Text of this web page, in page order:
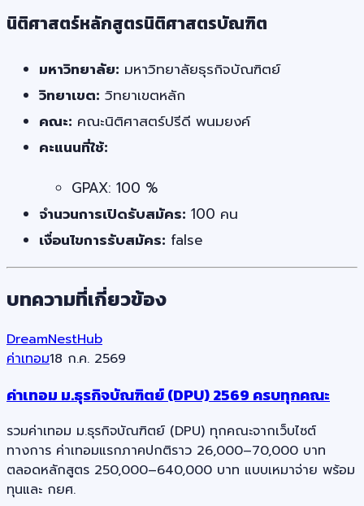
นิติศาสตร์หลักสูตรนิติศาสตรบัณฑิต
มหาวิทยาลัย: มหาวิทยาลัยธุรกิจบัณฑิตย์
วิทยาเขต: วิทยาเขตหลัก
คณะ: คณะนิติศาสตร์ปรีดี พนมยงค์
คะแนนที่ใช้:
GPAX: 100 %
จำนวนการเปิดรับสมัคร: 100 คน
เงื่อนไขการรับสมัคร: false
บทความที่เกี่ยวข้อง
DreamNestHub
ค่าเทอม18 ก.ค. 2569
ค่าเทอม ม.ธุรกิจบัณฑิตย์ (DPU) 2569 ครบทุกคณะ
รวมค่าเทอม ม.ธุรกิจบัณฑิตย์ (DPU) ทุกคณะจากเว็บไซต์
ทางการ ค่าเทอมแรกภาคปกติราว 26,000–70,000 บาท
ตลอดหลักสูตร 250,000–640,000 บาท แบบเหมาจ่าย พร้อม
ทุนและ กยศ.